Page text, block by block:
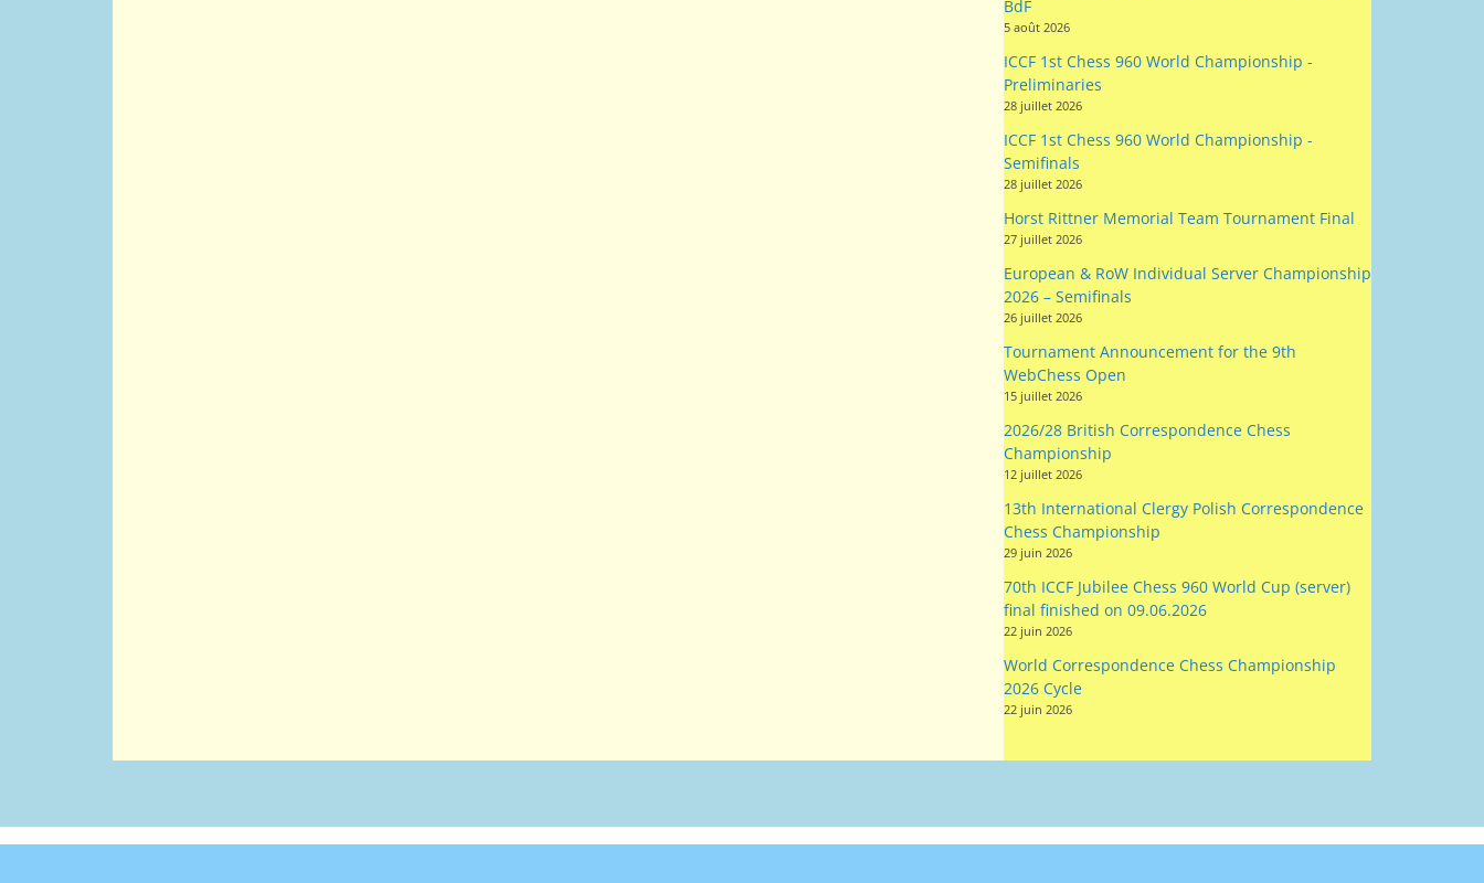
BdF
5 août 2026
ICCF 1st Chess 960 World Championship -
Preliminaries
28 juillet 2026
ICCF 1st Chess 960 World Championship -
Semifinals
28 juillet 2026
Horst Rittner Memorial Team Tournament Final
27 juillet 2026
European & RoW Individual Server Championship
2026 – Semifinals
26 juillet 2026
Tournament Announcement for the 9th
WebChess Open
15 juillet 2026
2026/28 British Correspondence Chess
Championship
12 juillet 2026
13th International Clergy Polish Correspondence
Chess Championship
29 juin 2026
70th ICCF Jubilee Chess 960 World Cup (server)
final finished on 09.06.2026
22 juin 2026
World Correspondence Chess Championship
2026 Cycle
22 juin 2026